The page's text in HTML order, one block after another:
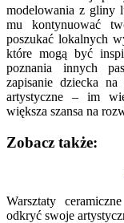
modelowania z gliny
mu kontynuować
poszukać lokalnych
które mogą być
poznania innych
zapisanie dziecka
artystyczne – im
większa szansa na
Zobacz także:
Warsztaty
odkryć swoje
wpisu